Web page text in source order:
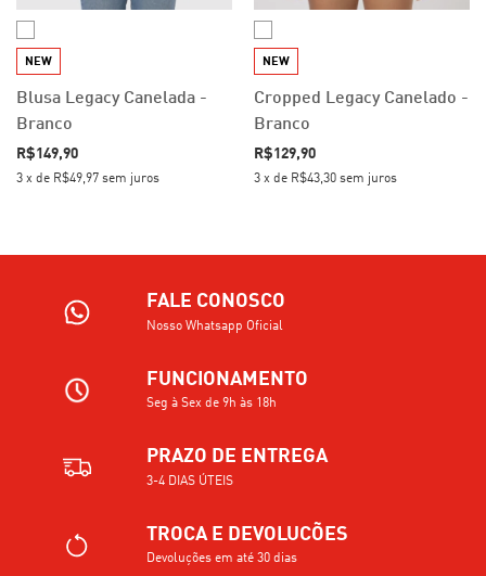
NEW
Blusa Legacy Canelada -
Branco
R$149,90
3 x de R$49,97 sem juros
NEW
Cropped Legacy Canelado -
Branco
R$129,90
3 x de R$43,30 sem juros
FALE CONOSCO
Nosso Whatsapp Oficial
FUNCIONAMENTO
Seg à Sex de 9h às 18h
PRAZO DE ENTREGA
3-4 DIAS ÚTEIS
TROCA E DEVOLUCÕES
Devoluções em até 30 dias